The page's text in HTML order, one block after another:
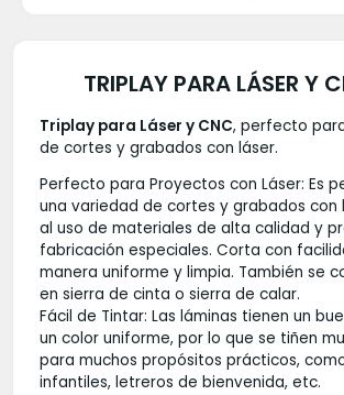
TRIPLAY PARA LÁSER Y
Triplay para Láser y CNC, perfecto
de cortes y grabados con láser.
Perfecto para Proyectos con Láser: Es
una variedad de cortes y grabados con
al uso de materiales de alta calidad y
fabricación especiales. Corta con
manera uniforme y limpia. También se
en sierra de cinta o sierra de calar.
Fácil de Tintar: Las láminas tienen un
un color uniforme, por lo que se tiñen
para muchos propósitos prácticos,
infantiles, letreros de bienvenida, etc.